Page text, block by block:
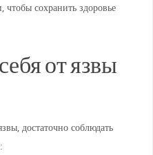
чтобы сохранить здоровье
от язвы
достаточно соблюдать